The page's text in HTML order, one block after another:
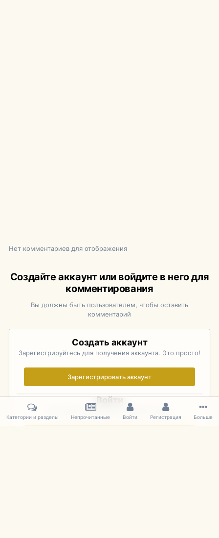
Нет комментариев для отображения
Создайте аккаунт или войдите в него для
комментирования
Вы должны быть пользователем, чтобы оставить
комментарий
Создать аккаунт
Зарегистрируйтесь для получения аккаунта. Это просто!
Зарегистрировать аккаунт
Войти
Уже зарегистрированы? Войдите здесь.
Категории и разделы Непрочитанные Войти Регистрация Больше